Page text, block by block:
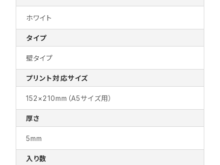
ホワイト
タイプ
壁タイプ
プリント対応サイズ
152×210mm（A5サイズ用）
厚さ
5mm
入り数